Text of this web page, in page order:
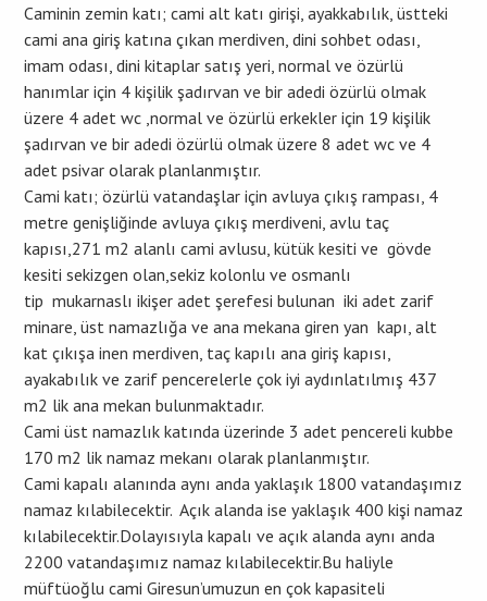
Caminin zemin katı; cami alt katı girişi, ayakkabılık, üstteki
cami ana giriş katına çıkan merdiven, dini sohbet odası,
imam odası, dini kitaplar satış yeri, normal ve özürlü
hanımlar için 4 kişilik şadırvan ve bir adedi özürlü olmak
üzere 4 adet wc ,normal ve özürlü erkekler için 19 kişilik
şadırvan ve bir adedi özürlü olmak üzere 8 adet wc ve 4
adet psivar olarak planlanmıştır.
Cami katı; özürlü vatandaşlar için avluya çıkış rampası, 4
metre genişliğinde avluya çıkış merdiveni, avlu taç
kapısı,271 m2 alanlı cami avlusu, kütük kesiti ve gövde
kesiti sekizgen olan,sekiz kolonlu ve osmanlı
tip mukarnaslı ikişer adet şerefesi bulunan iki adet zarif
minare, üst namazlığa ve ana mekana giren yan kapı, alt
kat çıkışa inen merdiven, taç kapılı ana giriş kapısı,
ayakabılık ve zarif pencerelerle çok iyi aydınlatılmış 437
m2 lik ana mekan bulunmaktadır.
Cami üst namazlık katında üzerinde 3 adet pencereli kubbe
170 m2 lik namaz mekanı olarak planlanmıştır.
Cami kapalı alanında aynı anda yaklaşık 1800 vatandaşımız
namaz kılabilecektir. Açık alanda ise yaklaşık 400 kişi namaz
kılabilecektir.Dolayısıyla kapalı ve açık alanda aynı anda
2200 vatandaşımız namaz kılabilecektir.Bu haliyle
müftüoğlu cami Giresun’umuzun en çok kapasiteli